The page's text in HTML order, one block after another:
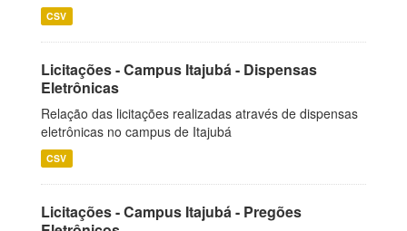
CSV
Licitações - Campus Itajubá - Dispensas
Eletrônicas
Relação das licitações realizadas através de dispensas
eletrônicas no campus de Itajubá
CSV
Licitações - Campus Itajubá - Pregões